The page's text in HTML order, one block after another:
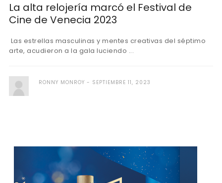
La alta relojería marcó el Festival de
Cine de Venecia 2023
Las estrellas masculinas y mentes creativas del séptimo
arte, acudieron a la gala luciendo ...
RONNY MONROY SEPTIEMBRE 11, 2023